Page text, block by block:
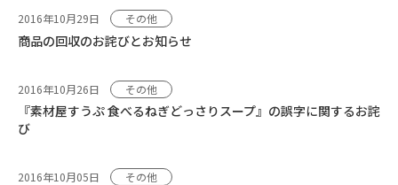
2016年10月29日 その他
商品の回収のお詫びとお知らせ
2016年10月26日 その他
『素材屋すうぷ 食べるねぎどっさりスープ』の誤字に関するお詫
び
2016年10月05日 その他